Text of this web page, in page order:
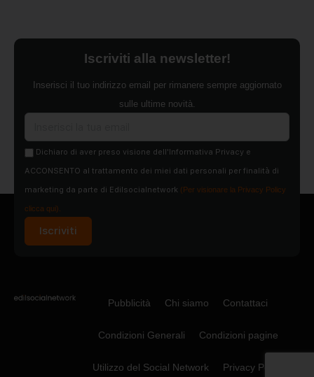
Iscriviti alla newsletter!
Inserisci il tuo indirizzo email per rimanere sempre aggiornato
sulle ultime novità.
Dichiaro di aver preso visione dell'Informativa Privacy e
ACCONSENTO al trattamento dei miei dati personali per finalità di
marketing da parte di Edilsocialnetwork (Per visionare la Privacy Policy
clicca qui).
Iscriviti
Pubblicità Chi siamo Contattaci
Condizioni Generali Condizioni pagine
Utilizzo del Social Network Privacy Policy